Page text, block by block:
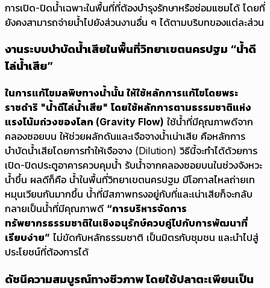
การเปิด-ปิดน้ำเฉพาะในพื้นที่ที่ต้องบำรุงรักษาหรือซ่อมแซมได้ โดยที่
ยังคงสามารถจ่ายน้ำไปยังส่วนงานอื่น ๆ ได้ตามบริบทของแต่ละส่วน
งานระบบบำบัดน้ำเสียในพื้นที่วิทยาเขตนครปฐม “น้ำดี
ไล่น้ำเสีย”
ในการแก้ไขมลพิษทางน้ำนั้น ให้ใช้หลักการแก้ไขโดยพระ
ราชดำริ "น้ำดีไล่น้ำเสีย" โดยใช้หลักการตามธรรมชาติแห่ง
แรงโน้มถ่วงของโลก (Gravity Flow) ใช้น้ำที่มีคุณภาพดีจาก
คลองซอยบน ให้ช่วยผลักดันและเจือจางน้ำเน่าเสีย คือหลักการ
บำบัดน้ำเสียโดยการทำให้เจือจาง (Dilution) วิธีนี้จะทำได้ด้วยการ
เปิด-ปิดประตูอาคารควบคุมน้ำ รับน้ำจากคลองซอยบนในช่วงจังหวะ
น้ำขึ้น ผลดีก็คือ น้ำในพื้นที่วิทยาเขตนครปฐม มีโอกาสไหลถ่ายเท
หมุนเวียนกันมากขึ้น น้ำที่มีสภาพทรงอยู่กับที่และเน่าเสียก็จะกลับ
กลายเป็นน้ำที่มีคุณภาพดี “การบริหารจัดการ
ทรัพยากรธรรมชาติในเชิงอนุรักษ์ควบคู่ไปกับการพัฒนาที่
เรียบง่าย” ไม่ขัดกับหลักธรรมชาติ เป็นมิตรกับชุมชน และนำไปสู่
ประโยชน์ที่ต้องการได้
ดัชนีความสมบูรณ์ทางชีวภาพ โดยใช้ปลาตะเพียนเป็น